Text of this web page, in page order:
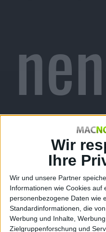
Wir
Ihre
Wir und unsere Partner
Informationen wie Cookies auf
personenbezogene Daten wie
Standardinformationen, die
Werbung und Inhalte,
Zielgruppenforschung und